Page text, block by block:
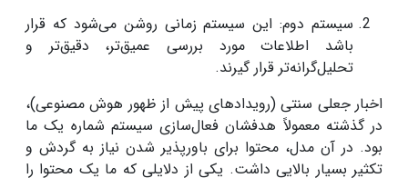
سیستم دوم: این سیستم زمانی روشن می‌شود که قرار
باشد اطلاعات مورد بررسی عمیق‌تر، دقیق‌تر و
تحلیل‌گرانه‌تر قرار گیرند.
اخبار جعلی سنتی (رویدادهای پیش از ظهور هوش مصنوعی)،
در گذشته معمولاً هدفشان فعال‌سازی سیستم شماره یک ما
بود. در آن مدل، محتوا برای باورپذیر شدن نیاز به گردش و
تکثیر بسیار بالایی داشت. یکی از دلایلی که ما یک محتوا را